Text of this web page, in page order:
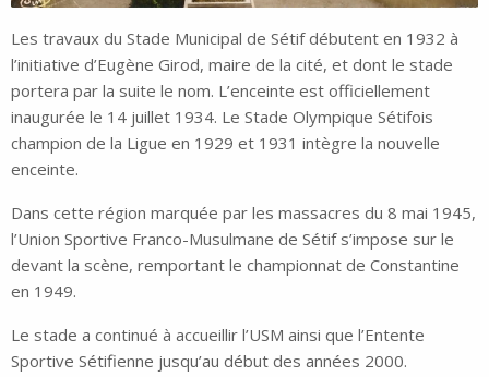
Les travaux du Stade Municipal de Sétif débutent en 1932 à
l’initiative d’Eugène Girod, maire de la cité, et dont le stade
portera par la suite le nom. L’enceinte est officiellement
inaugurée le 14 juillet 1934. Le Stade Olympique Sétifois
champion de la Ligue en 1929 et 1931 intègre la nouvelle
enceinte.
Dans cette région marquée par les massacres du 8 mai 1945,
l’Union Sportive Franco-Musulmane de Sétif s’impose sur le
devant la scène, remportant le championnat de Constantine
en 1949.
Le stade a continué à accueillir l’USM ainsi que l’Entente
Sportive Sétifienne jusqu’au début des années 2000.